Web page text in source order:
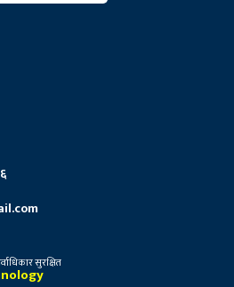
सुरक्षित